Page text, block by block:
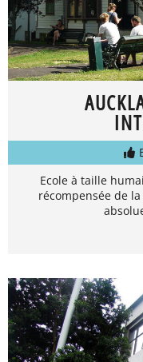
Ecole à taille
récompensée de